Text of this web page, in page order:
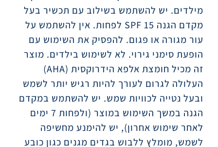
מילדים. יש להשתמש בשילוב עם תכשיר בעל
מקדם הגנה SPF 15 לפחות. אין להשתמש על
עור מגורה או פגום. להפסיק את השימוש עם
הופעת סימני גירוי. לא לשימוש בילדים. מוצר
זה מכיל חומצת אלפא הידרוקסית (AHA)
העלולה לגרום לעורך להיות רגיש יותר לשמש
ובעל נטייה לכוויות שמש. יש להשתמש במקדם
הגנה במשך השימוש במוצר (ולפחות 7 ימים
לאחר שימוש אחרון), יש להימנע מחשיפה
לשמש, מומלץ ללבוש בגדים מגנים כגון כובע